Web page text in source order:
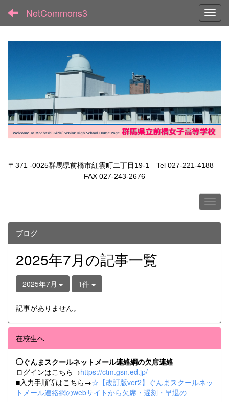
NetCommons3
〒371 -0025群馬県前橋市紅雲町二丁目19-1 Tel 027-221-4188
FAX 027-243-2676
ブログ
2025年7月の記事一覧
2025年7月 1件
記事がありません。
在校生へ
◯ぐんまスクールネットメール連絡網の欠席連絡
ログインはこちら→https://ctm.gsn.ed.jp/
■入力手順等はこちら→☆【改訂版ver2】ぐんまスクールネッ
トメール連絡網のwebサイトから欠席・遅刻・早退の